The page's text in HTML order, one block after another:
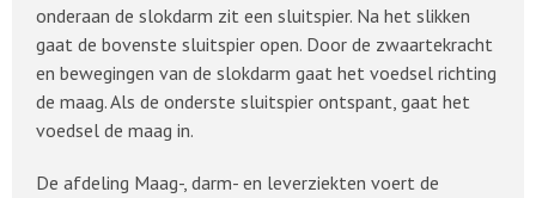
onderaan de slokdarm zit een sluitspier. Na het slikken
gaat de bovenste sluitspier open. Door de zwaartekracht
en bewegingen van de slokdarm gaat het voedsel richting
de maag. Als de onderste sluitspier ontspant, gaat het
voedsel de maag in.
De afdeling Maag-, darm- en leverziekten voert de